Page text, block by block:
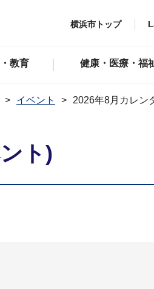
横浜市トップ
教育 健康・医療・福
イベント 2026年8月カレン
ト)